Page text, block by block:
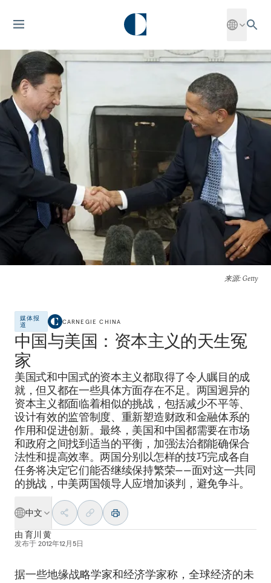
来源: Getty
媒体报
道
CARNEGIE CHINA
中国与美国：资本主义的天生冤
家
美国式和中国式的资本主义都取得了令人瞩目的成
就，但又都在一些具体方面存在不足。两国迥异的
资本主义都面临着相似的挑战，包括减少不平等、
设计有效的监管制度、重新塑造财政和金融体系的
作用和促进创新。最终，美国和中国都需要在市场
和政府之间找到适当的平衡，加强法治都能确保合
法性和提高效率。两国分别以怎样的技巧完成各自
任务将决定它们能否继续保持繁荣——面对这一共同
的挑战，中美两国领导人应增加谈判，避免争斗。
中文
由 育川 黄
发布于 2012年12月5日
据一些地缘战略学家和经济学家称，全球经济的未